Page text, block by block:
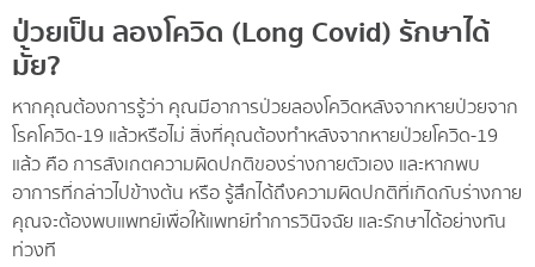
ป่วยเป็น ลองโควิด (Long Covid) รักษาได้
มั้ย?
หากคุณต้องการรู้ว่า คุณมีอาการป่วยลองโควิดหลังจากหายป่วยจาก
โรคโควิด-19 แล้วหรือไม่ สิ่งที่คุณต้องทำหลังจากหายป่วยโควิด-19
แล้ว คือ การสังเกตความผิดปกติของร่างกายตัวเอง และหากพบ
อาการที่กล่าวไปข้างต้น หรือ รู้สึกได้ถึงความผิดปกติที่เกิดกับร่างกาย
คุณจะต้องพบแพทย์เพื่อให้แพทย์ทำการวินิจฉัย และรักษาได้อย่างทัน
ท่วงที